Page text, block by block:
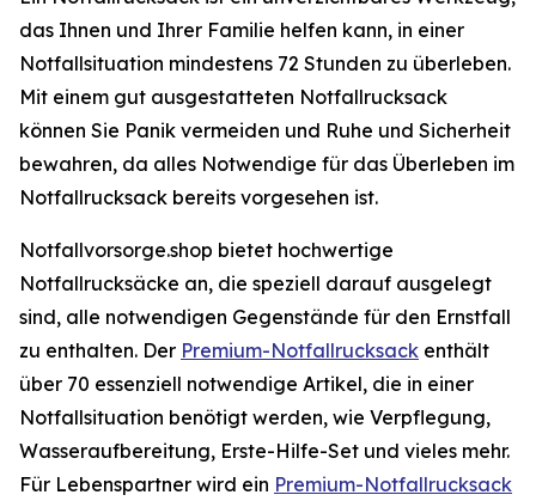
das Ihnen und Ihrer Familie helfen kann, in einer
Notfallsituation mindestens 72 Stunden zu überleben.
Mit einem gut ausgestatteten Notfallrucksack
können Sie Panik vermeiden und Ruhe und Sicherheit
bewahren, da alles Notwendige für das Überleben im
Notfallrucksack bereits vorgesehen ist.
Notfallvorsorge.shop bietet hochwertige
Notfallrucksäcke an, die speziell darauf ausgelegt
sind, alle notwendigen Gegenstände für den Ernstfall
zu enthalten. Der Premium-Notfallrucksack enthält
über 70 essenziell notwendige Artikel, die in einer
Notfallsituation benötigt werden, wie Verpflegung,
Wasseraufbereitung, Erste-Hilfe-Set und vieles mehr.
Für Lebenspartner wird ein Premium-Notfallrucksack